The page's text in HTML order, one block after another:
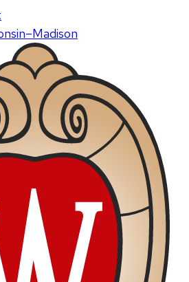
–Madison